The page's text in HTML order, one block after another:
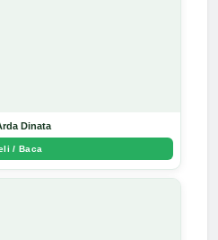
Dinata
/ Baca